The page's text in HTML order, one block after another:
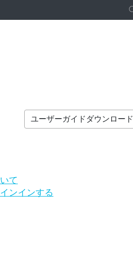
ユーザーガイドダウンロード
て
ンインする